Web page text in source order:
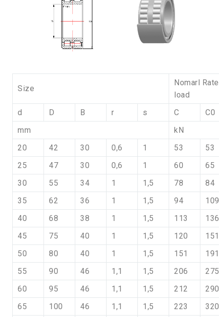
Size
Nomarl
load
d
D B r s C
C0
mm
kN
20
42 30 0,6 1 53
53
25
47 30 0,6 1 60
65
30
55 34 1 1,5 78
84
35
62 36 1 1,5 94
109
40
68 38 1 1,5 113
136
45
75 40 1 1,5 120
151
50
80 40 1 1,5 151
191
55
90 46 1,1 1,5 206
275
60
95 46 1,1 1,5 212
290
65
100 46 1,1 1,5 223
320